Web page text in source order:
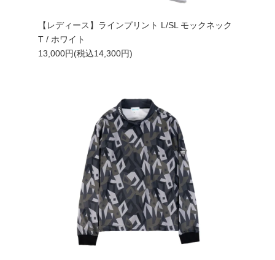
【レディース】ラインプリント L/SL モックネック
T / ホワイト
13,000円(税込14,300円)